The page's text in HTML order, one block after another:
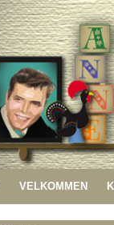
VELKOMMEN